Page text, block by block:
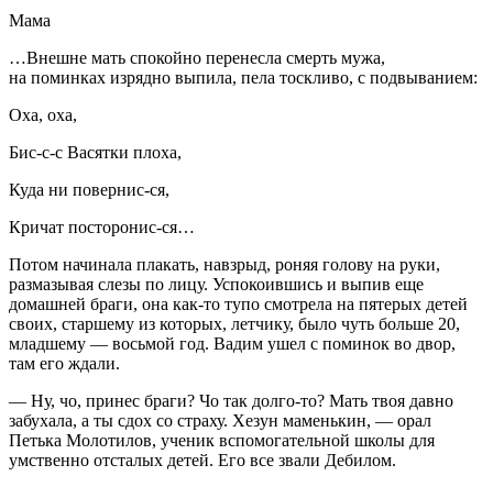
Мама
…Внешне мать спокойно перенесла смерть мужа,
на поминках изрядно выпила, пела тоскливо, с подвыванием:
Оха, оха,
Бис-с-с Васятки плоха,
Куда ни повернис-ся,
Кричат посторонис-ся…
Потом начинала плакать, навзрыд, роняя голову на руки,
размазывая слезы по лицу. Успокоившись и выпив еще
домашней браги, она как-то тупо смотрела на пятерых детей
своих, старшему из которых, летчику, было чуть больше 20,
младшему — восьмой год. Вадим ушел с поминок во двор,
там его ждали.
— Ну, чо, принес браги? Чо так долго-то? Мать твоя давно
забухала, а ты сдох со страху. Хезун маменькин, — орал
Петька Молотилов, ученик вспомогательной школы для
умственно отсталых детей. Его все звали Дебилом.